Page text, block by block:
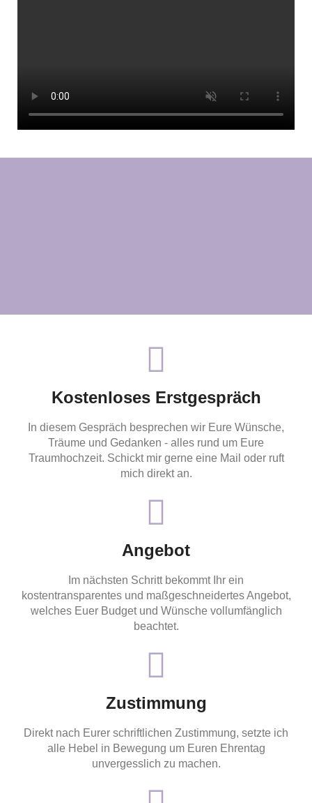
Kostenloses Erstgespräch
In diesem Gespräch besprechen wir Eure Wünsche,
Träume und Gedanken - alles rund um Eure
Traumhochzeit. Schickt mir gerne eine Mail oder ruft
mich direkt an.
Angebot
Im nächsten Schritt bekommt Ihr ein
kostentransparentes und maßgeschneidertes Angebot,
welches Euer Budget und Wünsche vollumfänglich
beachtet.
Zustimmung
Direkt nach Eurer schriftlichen Zustimmung, setzte ich
alle Hebel in Bewegung um Euren Ehrentag
unvergesslich zu machen.